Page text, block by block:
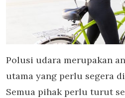
Polusi udara merupakan
utama yang perlu segera
Semua pihak perlu turut